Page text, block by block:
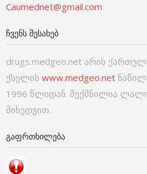
Caumednet@gmail.com
ᲩᲕᲔᲜᲡ ᲨᲔᲡᲐᲮᲔᲑ
drugs.medgeo.net არის
ქსელის www.medgeo.net
1996 წლიდან. შექმნილია
მიხედვით.
ᲒᲐᲤᲠᲗᲮᲘᲚᲔᲑᲐ